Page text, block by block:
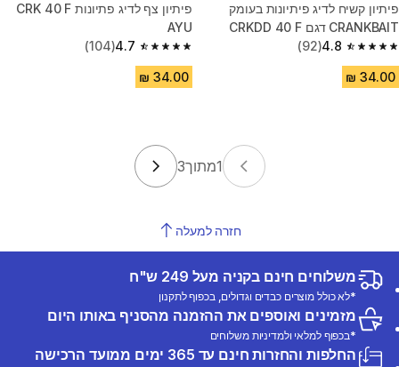
פיתיון קשיח לדיג פיתיונות בעומק
CRANKBAIT דגם CRKDD 40 F
AYU
4.8
4.8 out of 5 stars from 92 reviews
(92)
פיתיון צף לדיג פתיונות CRK 40 F
AYU
4.7
4.7 out of 5 stars from 104 reviews
(104)
1מתוך3
חזרה למעלה
משלוחים חינם בקניה מעל 249 ש"ח
*לא כולל מוצרים כבדים וגדולים, בכפוף לתקנון
מזמינים ואוספים את ההזמנה מהסניף באותו היום
*בכפוף למלאי ולמדיניות משלוחים
החלפות והחזרות חינם עד 365 ימים ממועד הרכישה